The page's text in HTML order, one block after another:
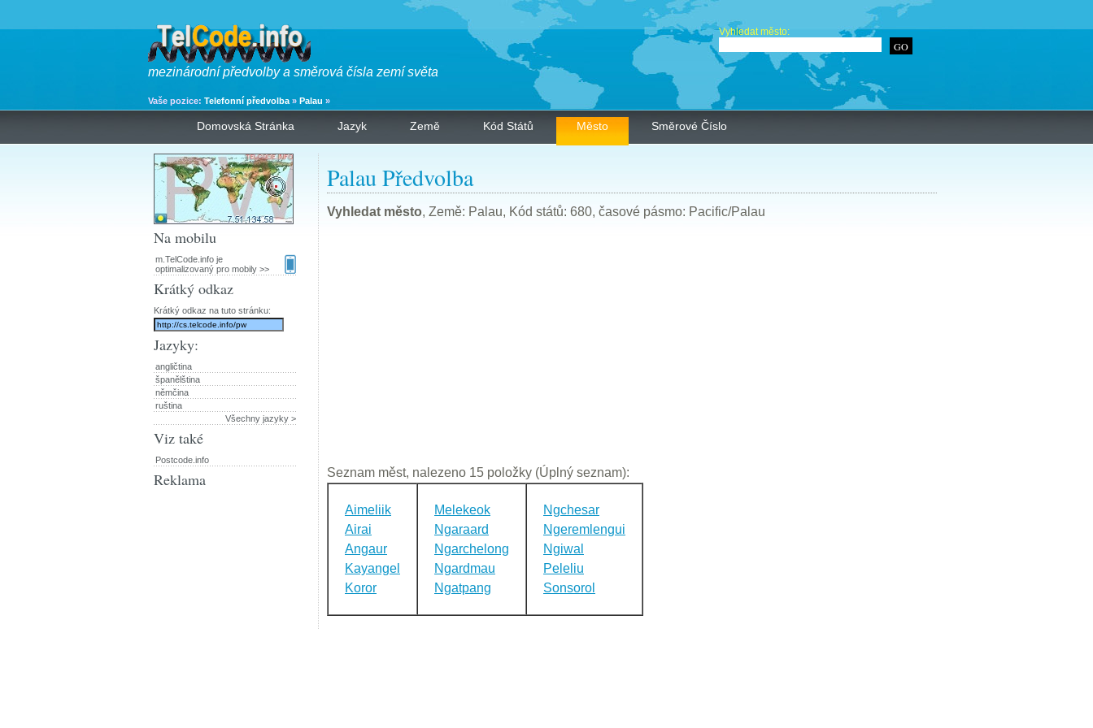
mezinárodní předvolby a směrová čísla zemí světa
Vaše pozice: Telefonní předvolba » Palau »
Vyhledat město:
Domovská Stránka Jazyk Země Kód Států Město Směrové Číslo
Palau Předvolba
Vyhledat město, Země: Palau, Kód států: 680, časové pásmo: Pacific/Palau
Seznam měst, nalezeno 15 položky (Úplný seznam):
Aimeliik
Airai
Angaur
Kayangel
Koror
Melekeok
Ngaraard
Ngarchelong
Ngardmau
Ngatpang
Ngchesar
Ngeremlengui
Ngiwal
Peleliu
Sonsorol
Na mobilu
m.TelCode.info je
optimalizovaný pro mobily >>
Krátký odkaz
Krátký odkaz na tuto stránku:
Jazyky:
angličtina
španělština
němčina
ruština
Všechny jazyky >
Viz také
Postcode.info
Reklama